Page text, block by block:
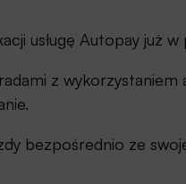
usługę Autopay już
z wykorzystaniem
bezpośrednio ze